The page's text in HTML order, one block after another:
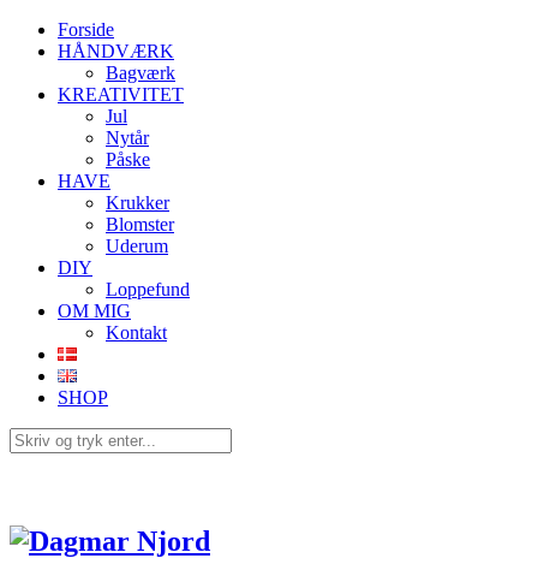
Forside
HÅNDVÆRK
Bagværk
KREATIVITET
Jul
Nytår
Påske
HAVE
Krukker
Blomster
Uderum
DIY
Loppefund
OM MIG
Kontakt
SHOP